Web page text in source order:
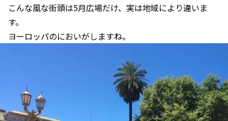
こんな風な街頭は5月広場だけ、実は地域により違いま
す。
ヨーロッパのにおいがしますね。